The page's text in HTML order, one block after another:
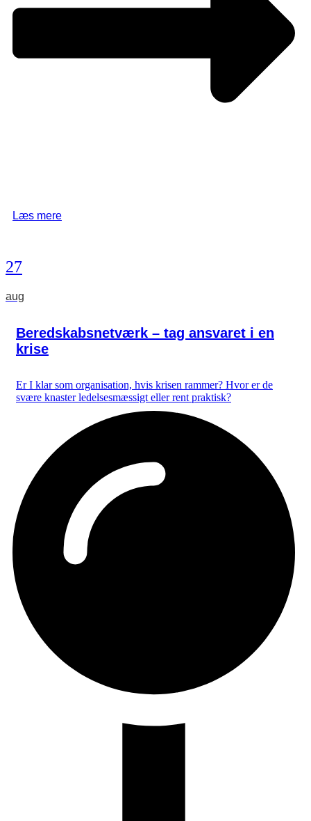
Læs mere
27
aug
Beredskabsnetværk – tag ansvaret i en
krise
Er I klar som organisation, hvis krisen rammer? Hvor er de
svære knaster ledelsesmæssigt eller rent praktisk?